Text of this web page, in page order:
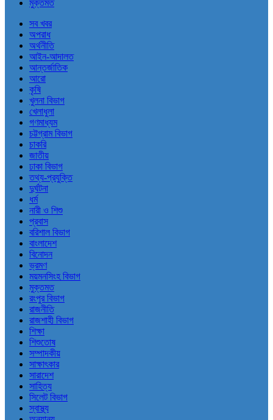
মুক্তমত
সব খবর
অপরাধ
অর্থনীতি
আইন-আদালত
আন্তর্জাতিক
আরো
কৃষি
খুলনা বিভাগ
খেলাধুলা
গণমাধ্যম
চট্টগ্রাম বিভাগ
চাকরি
জাতীয়
ঢাকা বিভাগ
তথ্য-প্রযুক্তি
দুর্ঘটনা
ধর্ম
নারী ও শিশু
প্রবাস
বরিশাল বিভাগ
বাংলাদেশ
বিনোদন
ভ্রমণ
ময়মনসিংহ বিভাগ
মুক্তমত
রংপুর বিভাগ
রাজনীতি
রাজশাহী বিভাগ
শিক্ষা
শিশুতোষ
সম্পাদকীয়
সাক্ষাৎকার
সারাদেশ
সাহিত্য
সিলেট বিভাগ
স্বাস্থ্য